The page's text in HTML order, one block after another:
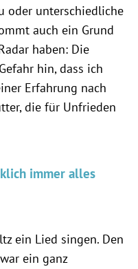
oder unterschiedliche
auch ein Grund
haben: Die
hin, dass ich
Erfahrung nach
die für Unfrieden
immer alles
ein Lied singen. Den
ein ganz